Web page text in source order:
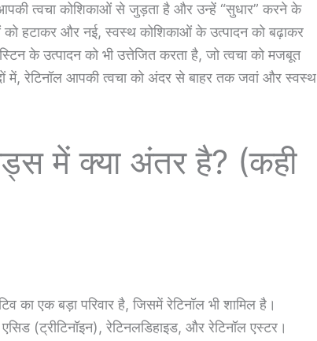
त्वचा कोशिकाओं से जुड़ता है और उन्हें “सुधार” करने के
हटाकर और नई, स्वस्थ कोशिकाओं के उत्पादन को बढ़ाकर
के उत्पादन को भी उत्तेजित करता है, जो त्वचा को मजबूत
रेटिनॉल आपकी त्वचा को अंदर से बाहर तक जवां और स्वस्थ
में क्या अंतर है? (कही
का एक बड़ा परिवार है, जिसमें रेटिनॉल भी शामिल है।
(ट्रीटिनॉइन), रेटिनलडिहाइड, और रेटिनॉल एस्टर।